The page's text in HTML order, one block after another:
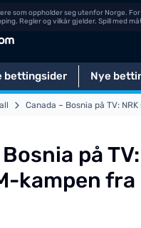
som oppholder seg utenfor Norge. For
Regler og vilkår gjelder. Spill med
bettingsider Nye
Canada – Bosnia på TV:
på
kampen fra